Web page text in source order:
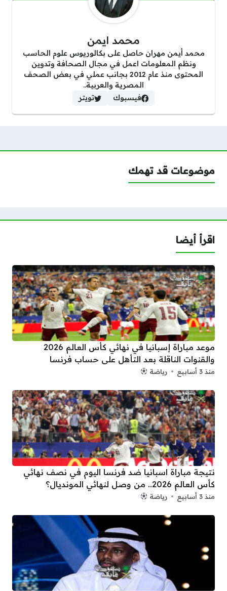
محمد ايمن
محمد أيمن مهران حاصل على بكالوريوس علوم الحاسب
ونظم المعلومات اعمل في مجال الصحافة وتدوين
المحتوى منذ عام 2012 بجانب عملي في بعض الصحف
المصرية والعربية..
فيسبوك
تويتر
موضوعات قد تهمك
اقرأ أيضا
موعد مباراة إسبانيا في نهائي كأس العالم 2026
والقنوات الناقلة بعد التأهل على حساب فرنسا
منذ 3 أسابيع رياضة
نتيجة مباراة اسبانيا ضد فرنسا اليوم في نصف نهائي
كأس العالم 2026.. من وصل لنهائي المونديال؟
منذ 3 أسابيع رياضة